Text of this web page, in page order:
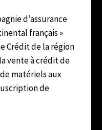
d’assurance
français »
Crédit de la région
vente à crédit de
matériels aux
de